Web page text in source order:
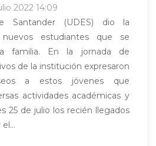
2022 14:09
Santander (UDES) dio la
estudiantes que se
familia. En la jornada de
de la institución expresaron
a estos jóvenes que
actividades académicas y
25 de julio los recién llegados